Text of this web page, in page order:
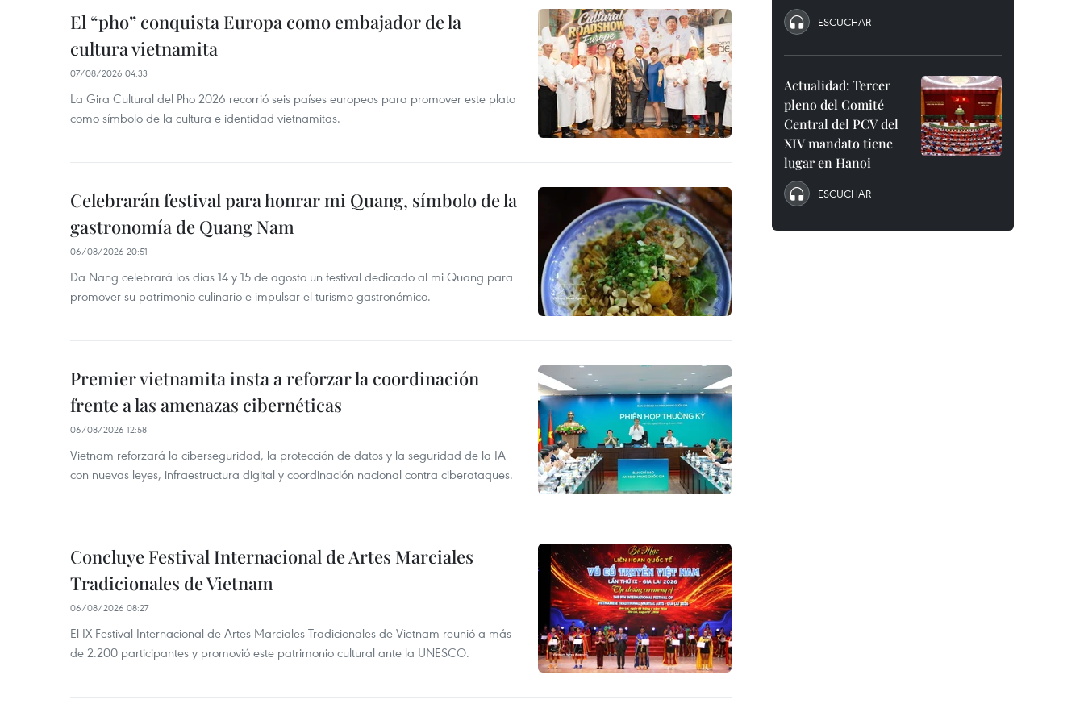
El “pho” conquista Europa como embajador de la
cultura vietnamita
07/08/2026 04:33
La Gira Cultural del Pho 2026 recorrió seis países europeos para promover este plato
como símbolo de la cultura e identidad vietnamitas.
Celebrarán festival para honrar mi Quang, símbolo de la
gastronomía de Quang Nam
06/08/2026 20:51
Da Nang celebrará los días 14 y 15 de agosto un festival dedicado al mi Quang para
promover su patrimonio culinario e impulsar el turismo gastronómico.
Premier vietnamita insta a reforzar la coordinación
frente a las amenazas cibernéticas
06/08/2026 12:58
Vietnam reforzará la ciberseguridad, la protección de datos y la seguridad de la IA
con nuevas leyes, infraestructura digital y coordinación nacional contra ciberataques.
Concluye Festival Internacional de Artes Marciales
Tradicionales de Vietnam
06/08/2026 08:27
El IX Festival Internacional de Artes Marciales Tradicionales de Vietnam reunió a más
de 2.200 participantes y promovió este patrimonio cultural ante la UNESCO.
ESCUCHAR
Actualidad: Tercer
pleno del Comité
Central del PCV del
XIV mandato tiene
lugar en Hanoi
ESCUCHAR